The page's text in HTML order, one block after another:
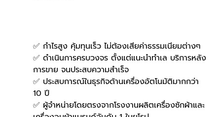
✅ กำไรสูง คุ้มทุนเร็ว ไม่ต้องเสียค่าธรรมเนียมต่างๆ
✅ ดำเนินการครบวงจร ตั้งแต่แนะนำทำเล บริการหลัง
การขาย จนประสบความสำเร็จ
✅ ประสบการณ์ในธุรกิจด้านเครื่องอัตโนมัติมากกว่า
10 ปี
✅ ผู้จำหน่ายโดยตรงจากโรงงานผลิตเครื่องซักผ้าและ